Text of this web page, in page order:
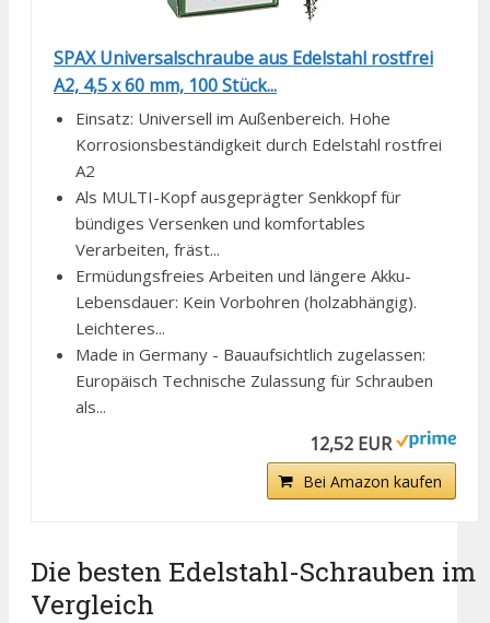
SPAX Universalschraube aus Edelstahl rostfrei
A2, 4,5 x 60 mm, 100 Stück...
Einsatz: Universell im Außenbereich. Hohe
Korrosionsbeständigkeit durch Edelstahl rostfrei
A2
Als MULTI-Kopf ausgeprägter Senkkopf für
bündiges Versenken und komfortables
Verarbeiten, fräst...
Ermüdungsfreies Arbeiten und längere Akku-
Lebensdauer: Kein Vorbohren (holzabhängig).
Leichteres...
Made in Germany - Bauaufsichtlich zugelassen:
Europäisch Technische Zulassung für Schrauben
als...
12,52 EUR
Bei Amazon kaufen
Die besten Edelstahl-Schrauben im
Vergleich